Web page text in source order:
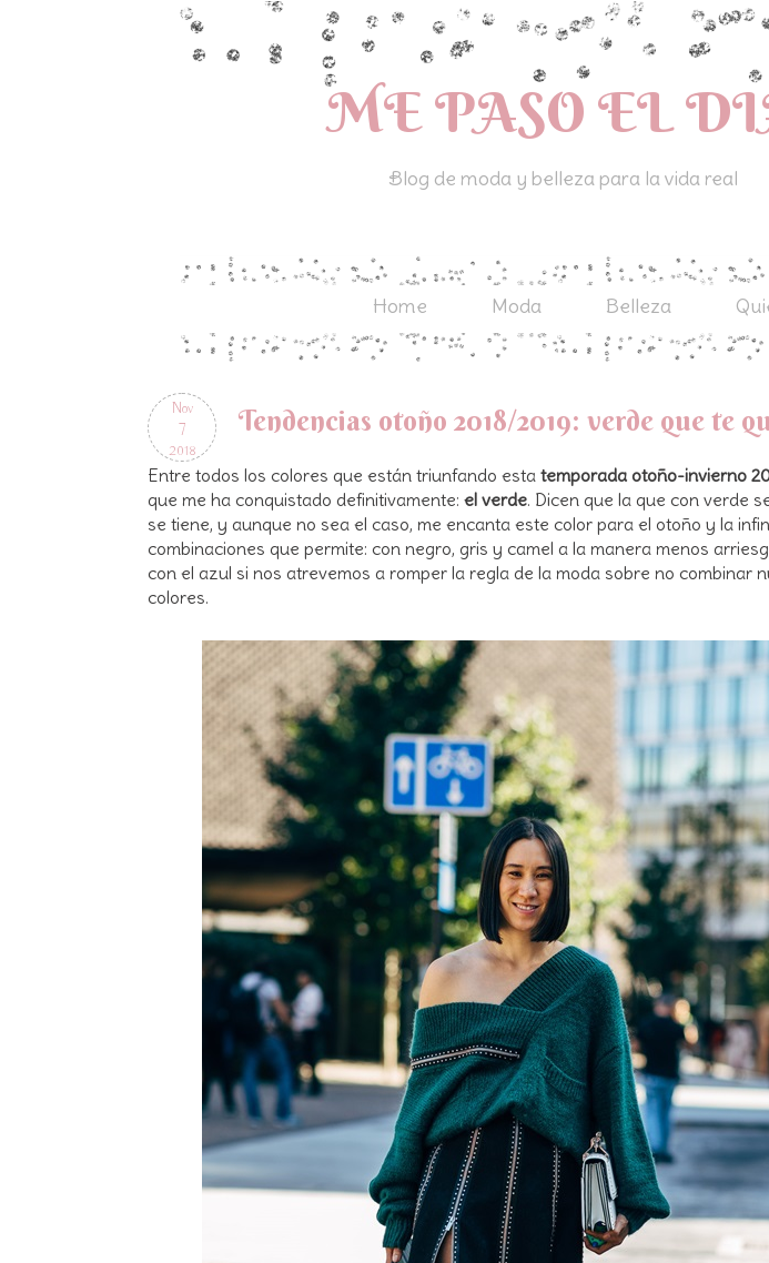
ME PASO EL
Blog de moda y belleza para la vida real
Home Moda Belleza
Nov
7
2018
Tendencias otoño 2018/2019: verde que te
Entre todos los colores que están triunfando esta temporada otoño-invierno
que me ha conquistado definitivamente: el verde. Dicen que la que con verde
se tiene, y aunque no sea el caso, me encanta este color para el otoño y la
combinaciones que permite: con negro, gris y camel a la manera menos
con el azul si nos atrevemos a romper la regla de la moda sobre no combinar
colores.